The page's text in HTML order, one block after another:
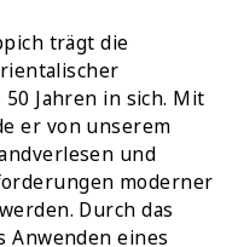
trägt die
Jahren in sich. Mit
er von unserem
und
moderner
Durch das
Anwenden eines